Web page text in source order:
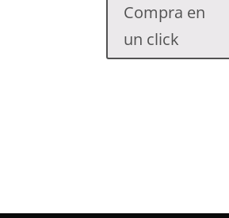
Compra en
un click